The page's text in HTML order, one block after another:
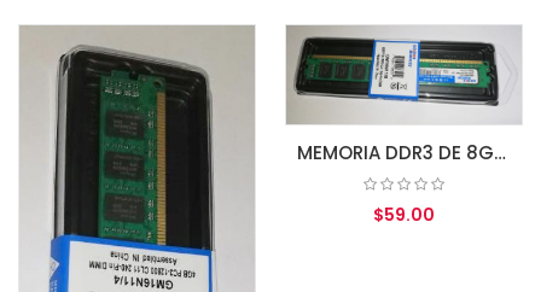
MEMORIA DDR3 DE 8GB 1600MHZ PC3-12800 CL11 (GM16N11/8) 240-PIN GOLDEN MEMORY (GM16N11/8G)
$59.00
AGREGAR AL CARRITO
AGREGAR AL